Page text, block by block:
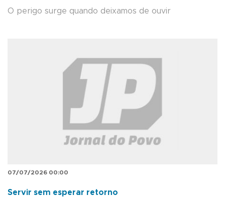
O perigo surge quando deixamos de ouvir
07/07/2026 00:00
Servir sem esperar retorno